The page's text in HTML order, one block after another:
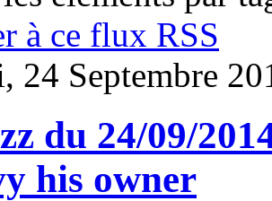
à ce flux RSS
24 Septembre
du 24/09/
his owner